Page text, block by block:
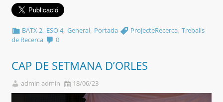
BATX 2, ESO 4,General, Portada ProjecteRecerca,Treballs
de Recerca
0
CAP DE SETMANA D’ORLES
admin admin 18/06/23